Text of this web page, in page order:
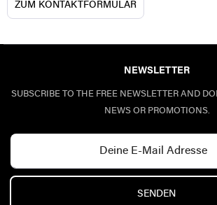
ZUM KONTAKTFORMULAR
NEWSLETTER
SUBSCRIBE TO THE FREE NEWSLETTER AND
NEWS OR PROMOTIONS.
SENDEN